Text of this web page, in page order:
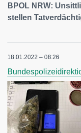
BPOL NRW:
stellen
18.01.2022 – 08:26